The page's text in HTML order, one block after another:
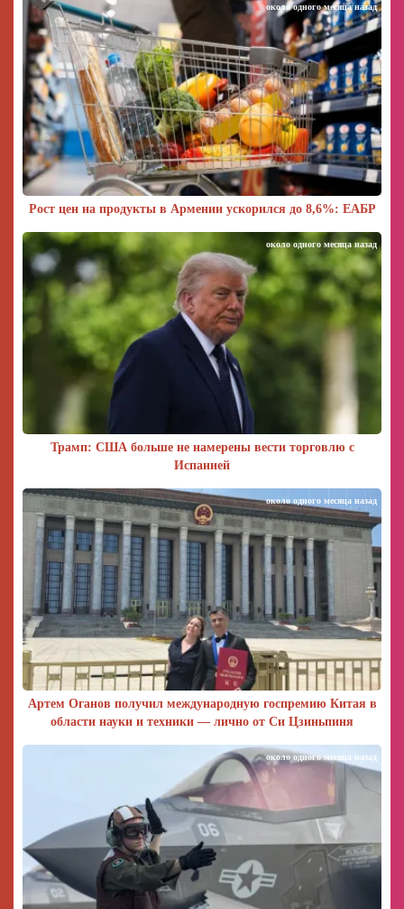
Рост цен на продукты в Армении ускорился до 8,6%: ЕАБР
около одного месяца назад
Трамп: США больше не намерены вести торговлю с
Испанией
около одного месяца назад
Артем Оганов получил международную госпремию Китая в
области науки и техники — лично от Си Цзиньпиня
около одного месяца назад
около одного месяца назад